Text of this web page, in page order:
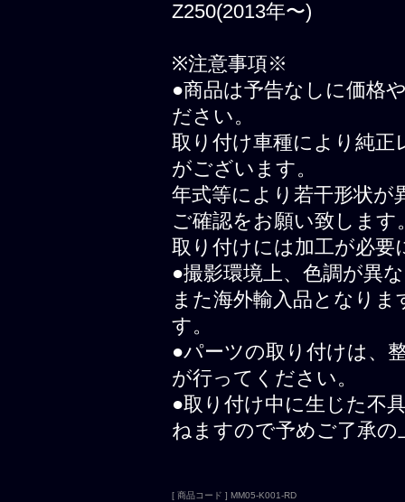
Z250(2013年〜)
※注意事項※
●商品は予告なしに価格
ださい。
取り付け車種により純正
がございます。
年式等により若干形状が
ご確認をお願い致します
取り付けには加工が必要
●撮影環境上、色調が異
また海外輸入品となり
す。
●パーツの取り付けは、
が行ってください。
●取り付け中に生じた不
ねますので予めご了承
[ 商品コード ] MM05-K001-RD